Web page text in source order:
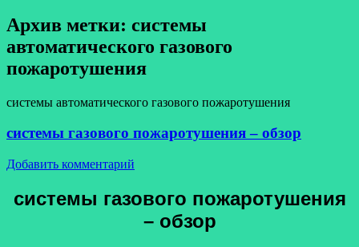
Архив метки: системы
автоматического газового
пожаротушения
системы автоматического газового пожаротушения
системы газового пожаротушения – обзор
Добавить комментарий
системы газового пожаротушения
– обзор